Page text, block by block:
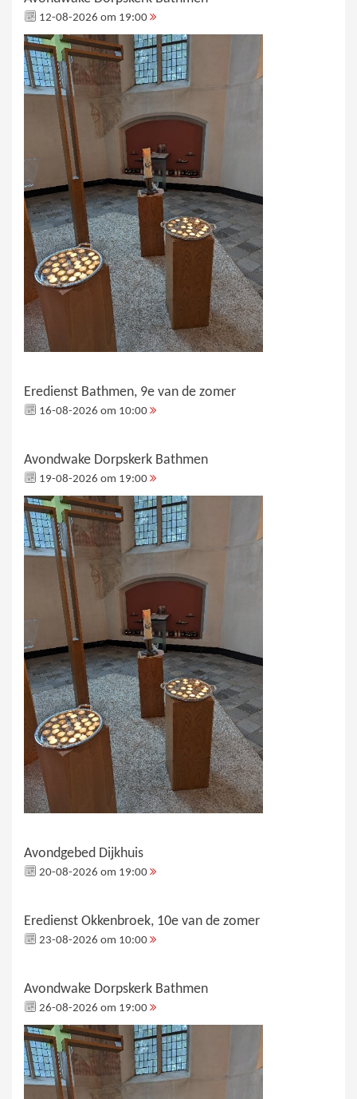
12-08-2026 om 19:00
Eredienst Bathmen, 9e van de zomer
16-08-2026 om 10:00
Avondwake Dorpskerk Bathmen
19-08-2026 om 19:00
Avondgebed Dijkhuis
20-08-2026 om 19:00
Eredienst Okkenbroek, 10e van de zomer
23-08-2026 om 10:00
Avondwake Dorpskerk Bathmen
26-08-2026 om 19:00